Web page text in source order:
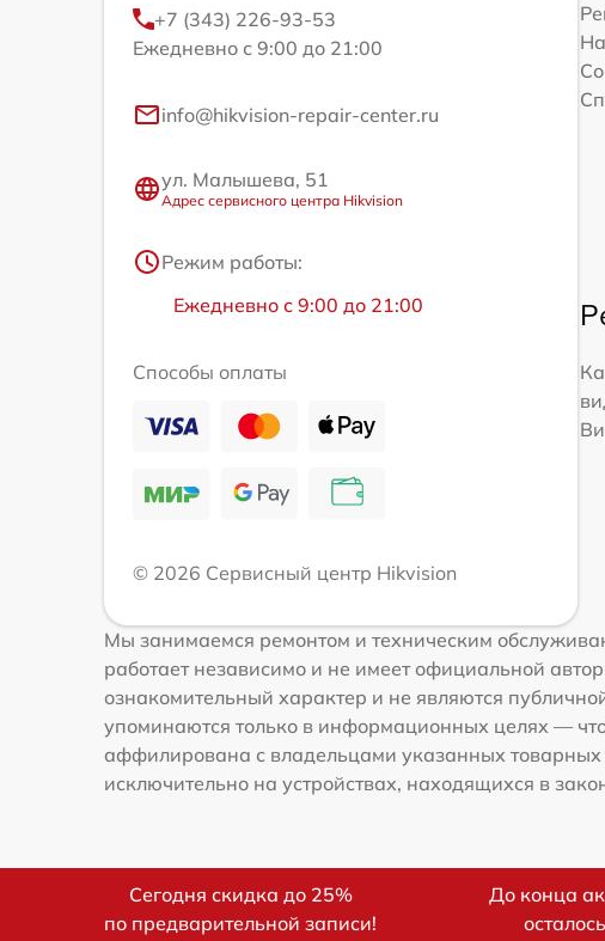
+7 (343) 226-93-53
Ежедневно с 9:00 до 21:00
info@hikvision-repair-center.ru
ул. Малышева, 51
Адрес сервисного центра Hikvision
Режим работы:
Ежедневно с 9:00 до 21:00
Способы оплаты
© 2026 Сервисный центр Hikvision
Мы занимаемся ремонтом и техническим
работает независимо и не имеет официальной
ознакомительный характер и не являются
упоминаются только в информационных целях —
аффилирована с владельцами указанных товарных
исключительно на устройствах, находящихся в
Сегодня скидка до 25%
по предварительной записи!
До конца
осталось